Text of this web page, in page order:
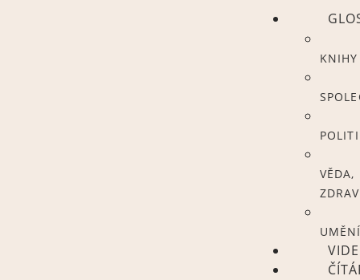
KNIHY
VĚDA,